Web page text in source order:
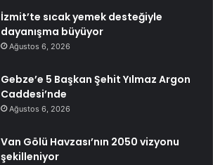
İzmit’te sıcak yemek desteğiyle
dayanışma büyüyor
Ağustos 6, 2026
Gebze’e 5 Başkan Şehit Yılmaz Argon
Caddesi’nde
Ağustos 6, 2026
Van Gölü Havzası’nın 2050 vizyonu
şekilleniyor